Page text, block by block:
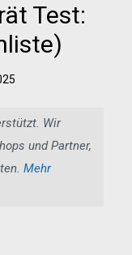
Test:
Wir
und Partner,
Mehr
Produkte im